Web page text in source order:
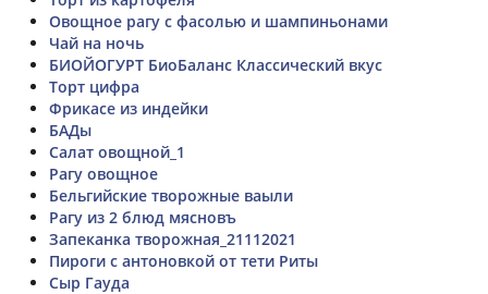
Овощное рагу с фасолью и шампиньонами
Чай на ночь
БИОЙОГУРТ БиоБаланс Классический вкус
Торт цифра
Фрикасе из индейки
БАДы
Салат овощной_1
Рагу овощное
Бельгийские творожные ваыли
Рагу из 2 блюд мясновъ
Запеканка творожная_21112021
Пироги с антоновкой от тети Риты
Сыр Гауда